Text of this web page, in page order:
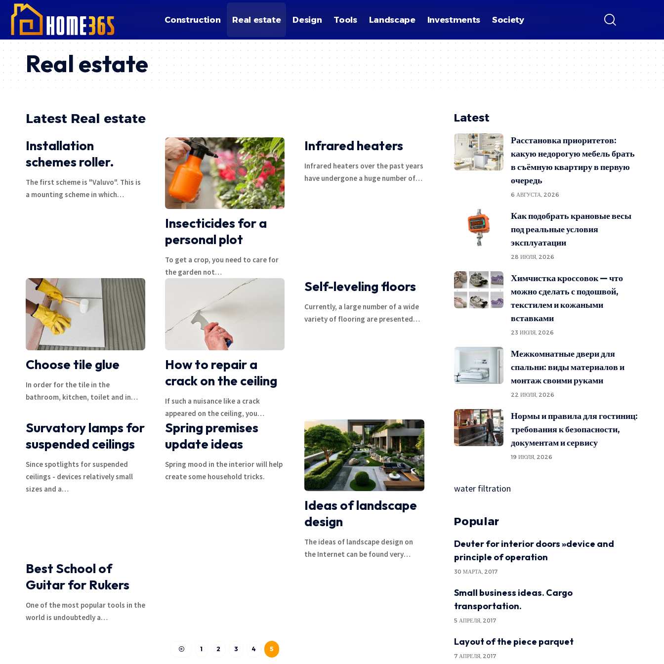
Construction Real estate Design Tools Landscape Investments Society
Real estate
Latest Real estate
Installation
schemes roller.
The first scheme is "Valuvo". This is
a mounting scheme in which…
Insecticides for a
personal plot
To get a crop, you need to care for
the garden not…
Infrared heaters
Infrared heaters over the past years
have undergone a huge number of…
Choose tile glue
In order for the tile in the
bathroom, kitchen, toilet and in…
How to repair a
crack on the ceiling
If such a nuisance like a crack
appeared on the ceiling, you…
Self-leveling floors
Currently, a large number of a wide
variety of flooring are presented…
Survatory lamps for
suspended ceilings
Since spotlights for suspended
ceilings - devices relatively small
sizes and a…
Spring premises
update ideas
Spring mood in the interior will help
create some household tricks.
Ideas of landscape
design
The ideas of landscape design on
the Internet can be found very…
Best School of
Guitar for Rukers
One of the most popular tools in the
world is undoubtedly a…
1 2 3 4 5
Latest
Расстановка приоритетов:
какую недорогую мебель брать
в съёмную квартиру в первую
очередь
6 АВГУСТА, 2026
Как подобрать крановые весы
под реальные условия
эксплуатации
28 ИЮЛЯ, 2026
Химчистка кроссовок — что
можно сделать с подошвой,
текстилем и кожаными
вставками
23 ИЮЛЯ, 2026
Межкомнатные двери для
спальни: виды материалов и
монтаж своими руками
22 ИЮЛЯ, 2026
Нормы и правила для гостиниц:
требования к безопасности,
документам и сервису
19 ИЮЛЯ, 2026
water filtration
Popular
Deuter for interior doors »device and
principle of operation
30 МАРТА, 2017
Small business ideas. Cargo
transportation.
5 АПРЕЛЯ, 2017
Layout of the piece parquet
7 АПРЕЛЯ, 2017